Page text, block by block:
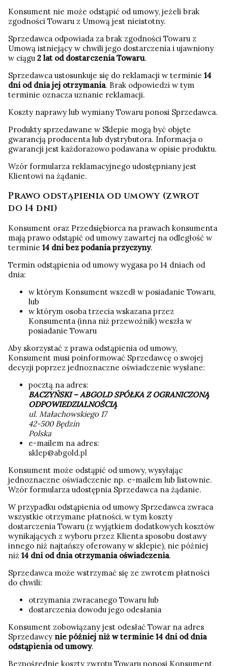
Konsument nie może odstąpić od umowy, jeżeli brak
zgodności Towaru z Umową jest nieistotny.
Sprzedawca odpowiada za brak zgodności Towaru z
Umową istniejący w chwili jego dostarczenia i ujawniony
w ciągu 2 lat od dostarczenia Towaru.
Sprzedawca ustosunkuje się do reklamacji w terminie 14
dni od dnia jej otrzymania. Brak odpowiedzi w tym
terminie oznacza uznanie reklamacji.
Koszty naprawy lub wymiany Towaru ponosi Sprzedawca.
Produkty sprzedawane w Sklepie mogą być objęte
gwarancją producenta lub dystrybutora. Informacja o
gwarancji jest każdorazowo podawana w opisie produktu.
Wzór formularza reklamacyjnego udostępniany jest
Klientowi na żądanie.
Prawo odstąpienia od umowy (zwrot
do 14 dni)
Konsument oraz Przedsiębiorca na prawach konsumenta
mają prawo odstąpić od umowy zawartej na odległość w
terminie 14 dni bez podania przyczyny.
Termin odstąpienia od umowy wygasa po 14 dniach od
dnia:
w którym Konsument wszedł w posiadanie Towaru,
lub
w którym osoba trzecia wskazana przez
Konsumenta (inna niż przewoźnik) weszła w
posiadanie Towaru
Aby skorzystać z prawa odstąpienia od umowy,
Konsument musi poinformować Sprzedawcę o swojej
decyzji poprzez jednoznaczne oświadczenie wysłane:
pocztą na adres:
BACZYŃSKI – ABGOLD SPÓŁKA Z OGRANICZONĄ
ODPOWIEDZIALNOŚCIĄ
ul. Małachowskiego 17
42-500 Będzin
Polska
e-mailem na adres:
sklep@abgold.pl
Konsument może odstąpić od umowy, wysyłając
jednoznaczne oświadczenie np. e-mailem lub listownie.
Wzór formularza udostępnia Sprzedawca na żądanie.
W przypadku odstąpienia od umowy Sprzedawca zwraca
wszystkie otrzymane płatności, w tym koszty
dostarczenia Towaru (z wyjątkiem dodatkowych kosztów
wynikających z wyboru przez Klienta sposobu dostawy
innego niż najtańszy oferowany w sklepie), nie później
niż 14 dni od dnia otrzymania oświadczenia.
Sprzedawca może wstrzymać się ze zwrotem płatności
do chwili:
otrzymania zwracanego Towaru lub
dostarczenia dowodu jego odesłania
Konsument zobowiązany jest odesłać Towar na adres
Sprzedawcy nie później niż w terminie 14 dni od dnia
odstąpienia od umowy.
Bezpośrednie koszty zwrotu Towaru ponosi Konsument,